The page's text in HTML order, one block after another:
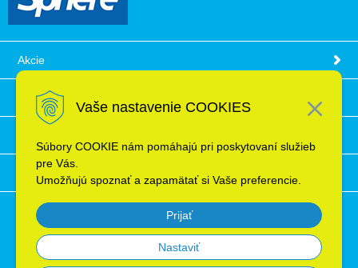
Vaše nastavenie COOKIES
Súbory COOKIE nám pomáhajú pri poskytovaní služieb
pre Vás.
Umožňujú spoznať a zapamätať si Vaše preferencie.
Prijať
Nastaviť
Akcie
Obchodné podmienky
Ochrana osobných údajov